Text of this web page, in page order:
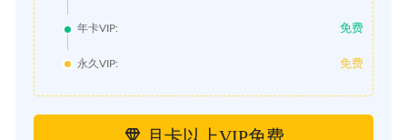
年卡VIP: 免费
永久VIP: 免费
月卡以上VIP免费